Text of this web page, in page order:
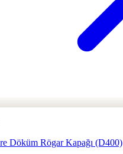
Döküm Rögar Kapağı (D400)